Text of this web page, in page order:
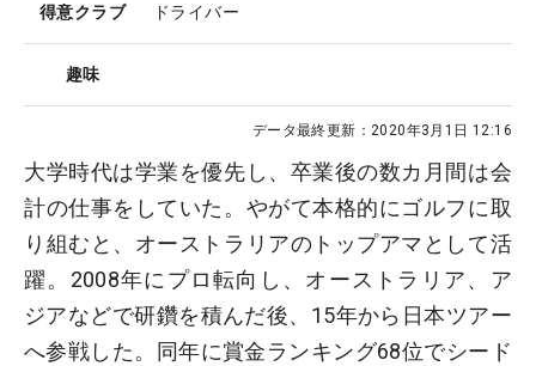
得意クラブ ドライバー
趣味
データ最終更新： 2020年3月1日 12:16
大学時代は学業を優先し、卒業後の数カ月間は会
計の仕事をしていた。やがて本格的にゴルフに取
り組むと、オーストラリアのトップアマとして活
躍。2008年にプロ転向し、オーストラリア、ア
ジアなどで研鑽を積んだ後、15年から日本ツアー
へ参戦した。同年に賞金ランキング68位でシード